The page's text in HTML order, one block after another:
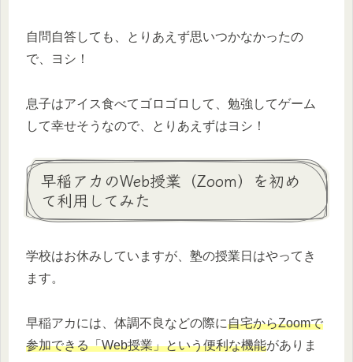
自問自答しても、とりあえず思いつかなかったの
で、ヨシ！
息子はアイス食べてゴロゴロして、勉強してゲーム
して幸せそうなので、とりあえずはヨシ！
早稲アカのWeb授業（Zoom）を初め
て利用してみた
学校はお休みしていますが、塾の授業日はやってき
ます。
早稲アカには、体調不良などの際に自宅からZoomで
参加できる「Web授業」という便利な機能がありま